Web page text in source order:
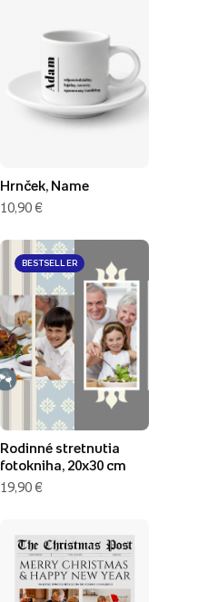
Hrnček, Name
10,90 €
BESTSELLER
Rodinné stretnutia
fotokniha, 20x30 cm
19,90 €